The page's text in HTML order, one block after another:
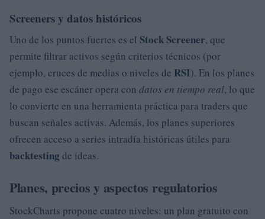
Screeners y datos históricos
Uno de los puntos fuertes es el Stock Screener, que
permite filtrar activos según criterios técnicos (por
ejemplo, cruces de medias o niveles de RSI). En los planes
de pago ese escáner opera con datos en tiempo real, lo que
lo convierte en una herramienta práctica para traders que
buscan señales activas. Además, los planes superiores
ofrecen acceso a series intradía históricas útiles para
backtesting de ideas.
Planes, precios y aspectos regulatorios
StockCharts propone cuatro niveles: un plan gratuito con